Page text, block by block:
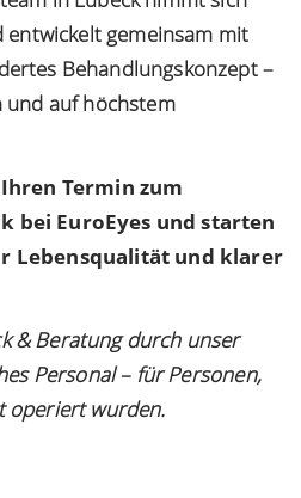
gemeinsam mit
Behandlungskonzept –
auf höchstem
Termin zum
bei EuroEyes und starten
Lebensqualität und klarer
& Beratung durch unser
Personal – für Personen,
operiert wurden.